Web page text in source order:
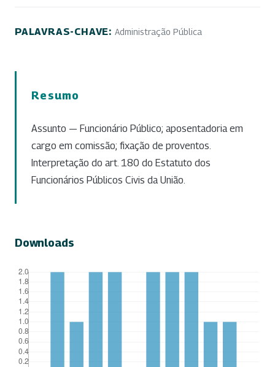
PALAVRAS-CHAVE: Administração Pública
Resumo
Assunto — Funcionário Público; aposentadoria em
cargo em comissão; fixação de proventos.
Interpretação do art. 180 do Estatuto dos
Funcionários Públicos Civis da União.
Downloads